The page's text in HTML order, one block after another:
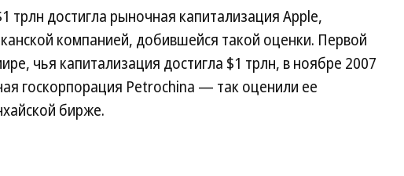
трлн достигла рыночная капитализация Apple,
компанией, добившейся такой оценки. Первой
чья капитализация достигла $1 трлн, в ноябре 2007
госкорпорация Petrochina — так оценили ее
бирже.